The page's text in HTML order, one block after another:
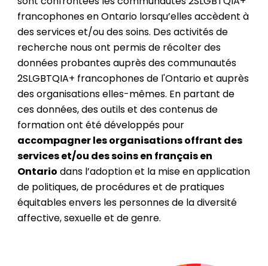
francophones en Ontario lorsqu’elles accèdent à
des services et/ou des soins. Des activités de
recherche nous ont permis de récolter des
données probantesauprès des communautés
2SLGBTQIA+ francophones de l'Ontarioet auprès
des organisations elles-mêmes. En partant de
ces données, des outils et des contenus de
formation ont été développés pour
accompagner les organisations offrant des
services et/ou des soins en français en
Ontario dans l’adoption et la mise en application
de politiques, de procédures et de pratiques
équitables envers les personnes de la diversité
affective, sexuelle et de genre.